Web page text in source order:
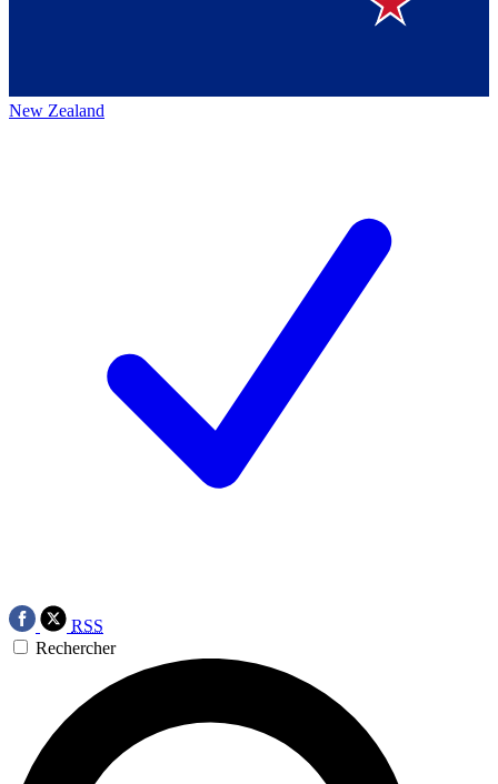
New Zealand
RSS
Rechercher